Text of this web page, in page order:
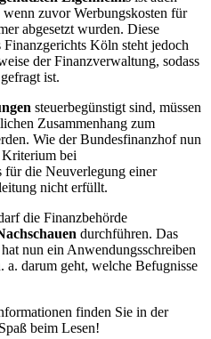
wenn zuvor Werbungskosten für
abgesetzt wurden. Diese
Köln steht jedoch
der Finanzverwaltung, sodass
ist.
steuerbegünstigt sind, müssen
Zusammenhang zum
Wie der Bundesfinanzhof nun
Kriterium bei
für die Neuverlegung einer
nicht erfüllt.
die Finanzbehörde
durchführen. Das
nun ein Anwendungsschreiben
a. darum geht, welche Befugnisse
finden Sie in der
beim Lesen!